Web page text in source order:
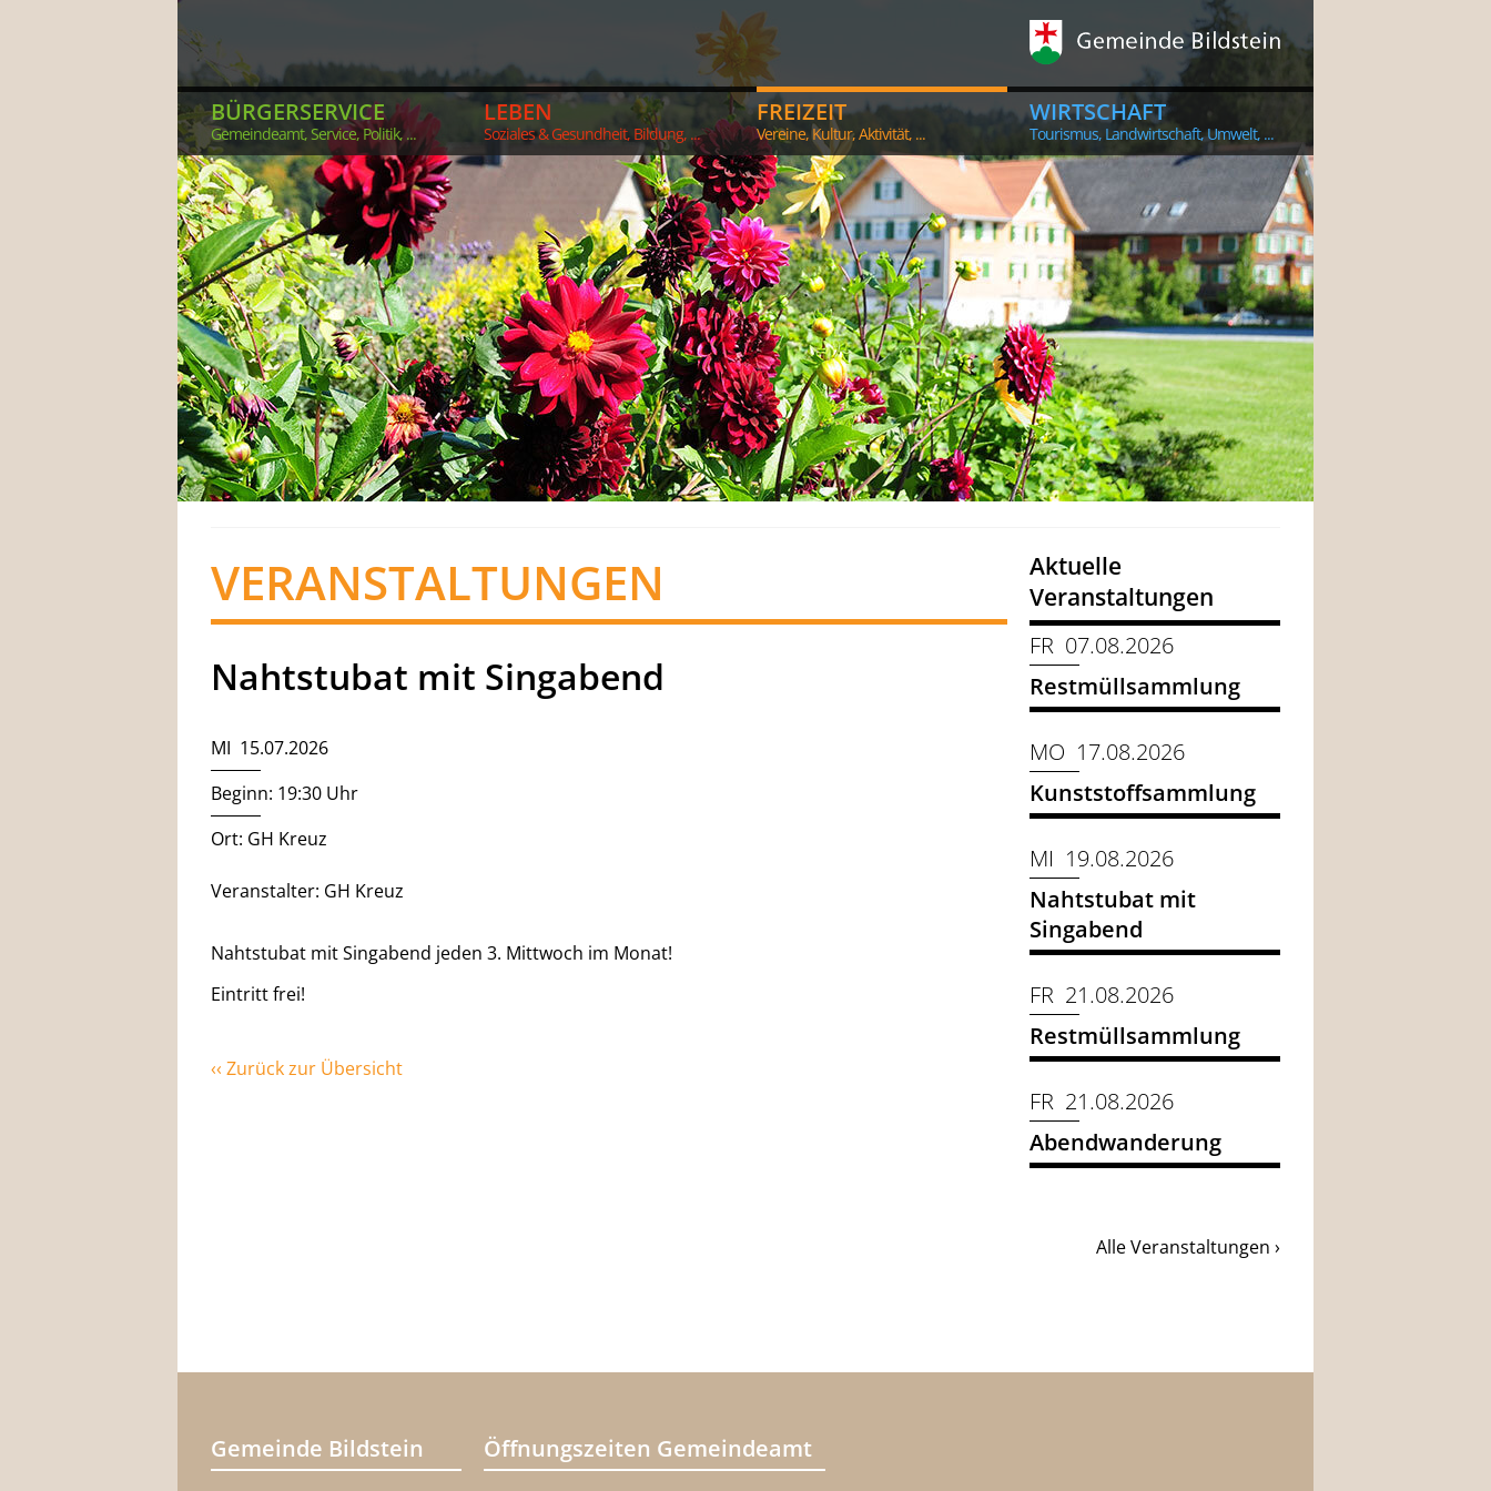
BÜRGERSERVICE
Gemeindeamt, Service, Politik, ...
LEBEN
Soziales & Gesundheit, Bildung, ...
FREIZEIT
Vereine, Kultur, Aktivität, ...
WIRTSCHAFT
Tourismus, Landwirtschaft, Umwelt, ...
VERANSTALTUNGEN
Nahtstubat mit Singabend
MI 15.07.2026
Beginn: 19:30 Uhr
Ort: GH Kreuz
Veranstalter: GH Kreuz
Nahtstubat mit Singabend jeden 3. Mittwoch im Monat!
Eintritt frei!
‹‹ Zurück zur Übersicht
Aktuelle
Veranstaltungen
FR 07.08.2026
Restmüllsammlung
MO 17.08.2026
Kunststoffsammlung
MI 19.08.2026
Nahtstubat mit
Singabend
FR 21.08.2026
Restmüllsammlung
FR 21.08.2026
Abendwanderung
Alle Veranstaltungen ›
Gemeinde Bildstein Öffnungszeiten Gemeindeamt